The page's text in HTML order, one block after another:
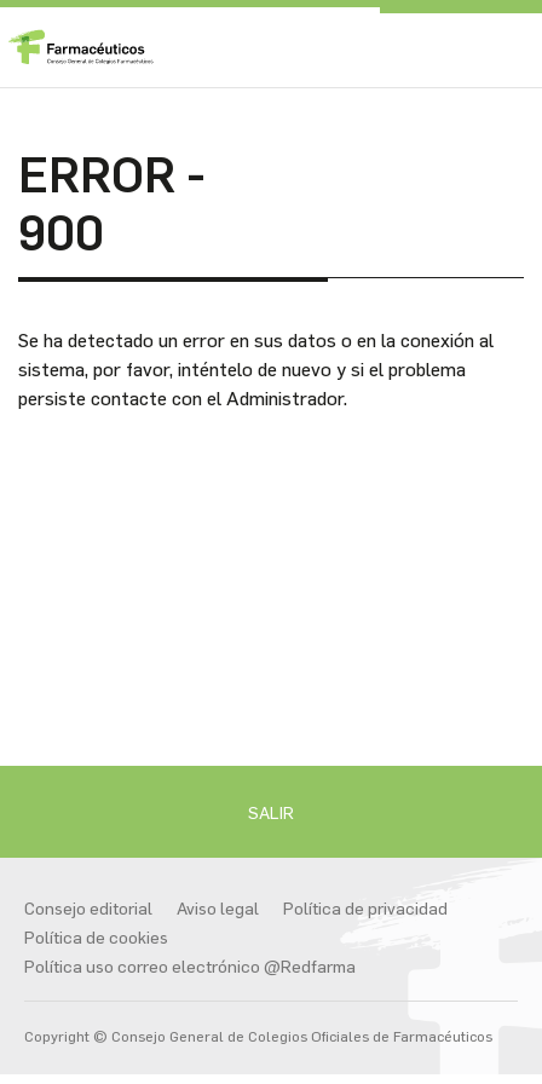
ERROR -
900
Se ha detectado un error en sus datos o en la conexión al
sistema, por favor, inténtelo de nuevo y si el problema
persiste contacte con el Administrador.
SALIR
Consejo editorial Aviso legal
Política de privacidad
Política de cookies
Política uso correo electrónico @Redfarma
Copyright © Consejo General de Colegios Oficiales de Farmacéuticos